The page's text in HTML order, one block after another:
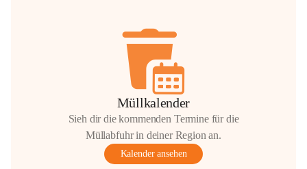
Müllkalender
Sieh dir die kommenden Termine für die
Müllabfuhr in deiner Region an.
Kalender ansehen